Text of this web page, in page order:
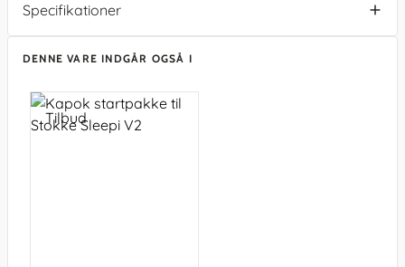
Specifikationer
DENNE VARE INDGÅR OGSÅ I
Tilbud